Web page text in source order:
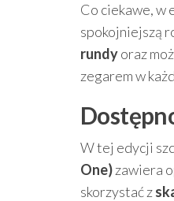
Co ciekawe, w
spokojniejszą
rundyoraz
zegarem w
W tej edycji
One)zawiera
skorzystać z